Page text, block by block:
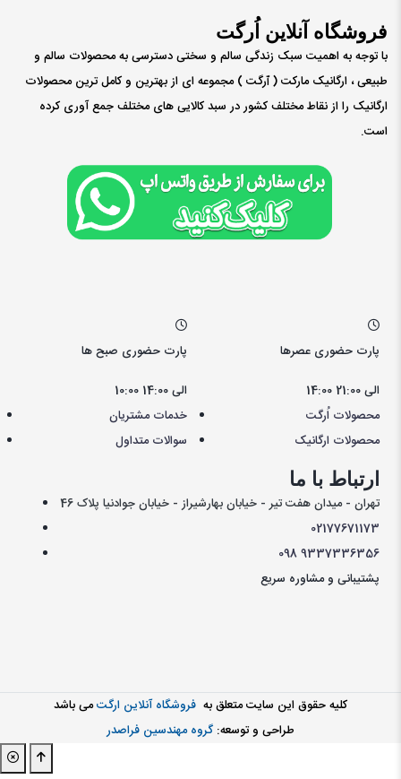
فروشگاه آنلاین اُرگت
با توجه به اهمیت سبک زندگی سالم و سختی دسترسی به محصولات سالم و
طبیعی ، ارگانیک مارکت ( ٱرگت ) مجموعه ای از بهترین و کامل ترین محصولات
ارگانیک را از نقاط مختلف کشور در سبد کالایی های مختلف جمع آوری کرده
است.
پارت حضوری صبح ها
10:00 الی 14:00
پارت حضوری عصرها
14:00 الی 21:00
خدمات مشتریان
سوالات متداول
محصولات اُرگت
محصولات ارگانیک
ارتباط با ما
تهران - میدان هفت تیر - خیابان بهارشیراز - خیابان جوادنیا پلاک 46
02177671173
0989337336356
پشتیبانی و مشاوره سریع
کليه حقوق اين سايت متعلق به فروشگاه آنلاین ارگتمی باشد
طراحی و توسعه: گروه مهندسین فراصدر